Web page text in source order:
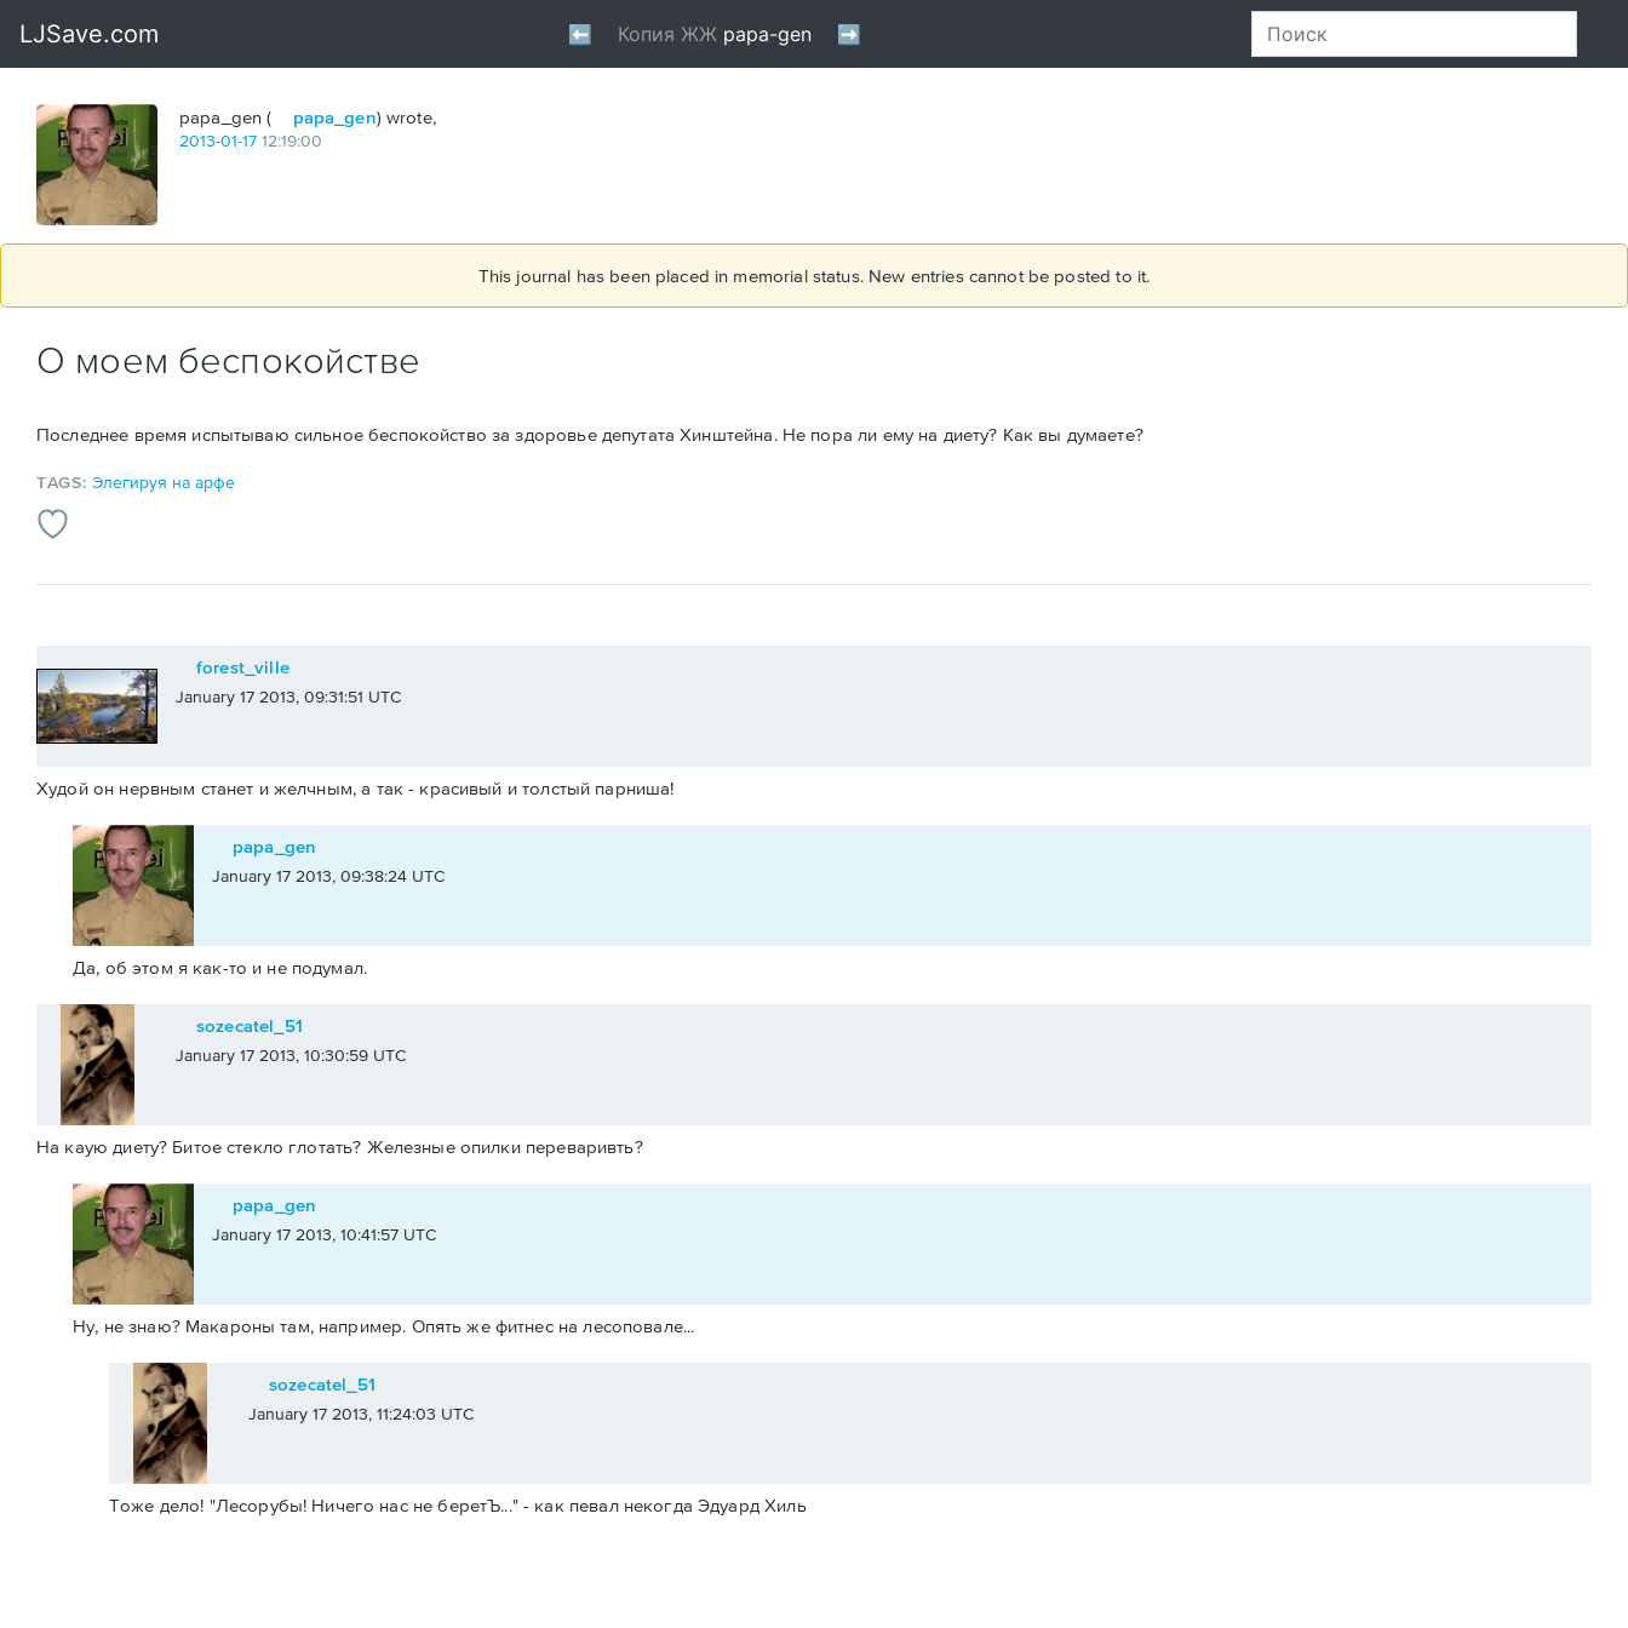
papa_gen ( papa_gen) wrote,
2013-01-17 12:19:00
This journal has been placed in memorial status. New entries cannot be posted to it.
О моем беспокойстве
Последнее время испытываю сильное беспокойство за здоровье депутата Хинштейна. Не пора ли ему на диету? Как вы думаете?
TAGS:Элегируя на арфе
forest_ville
January 17 2013, 09:31:51 UTC
Худой он нервным станет и желчным, а так - красивый и толстый парниша!
papa_gen
January 17 2013, 09:38:24 UTC
Да, об этом я как-то и не подумал.
sozecatel_51
January 17 2013, 10:30:59 UTC
На каую диету? Битое стекло глотать? Железные опилки переваривть?
papa_gen
January 17 2013, 10:41:57 UTC
Ну, не знаю? Макароны там, например. Опять же фитнес на лесоповале...
sozecatel_51
January 17 2013, 11:24:03 UTC
Тоже дело! "Лесорубы! Ничего нас не беретЪ..." - как певал некогда Эдуард Хиль